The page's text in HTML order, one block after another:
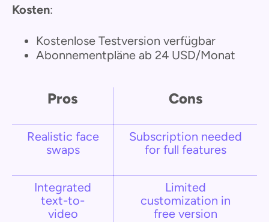
Kosten:
Kostenlose Testversion verfügbar
Abonnementpläne ab 24 USD/Monat
Pros Cons
Realistic face
swaps
Subscription needed
for full features
Integrated
text-to-
video
Limited
customization in
free version